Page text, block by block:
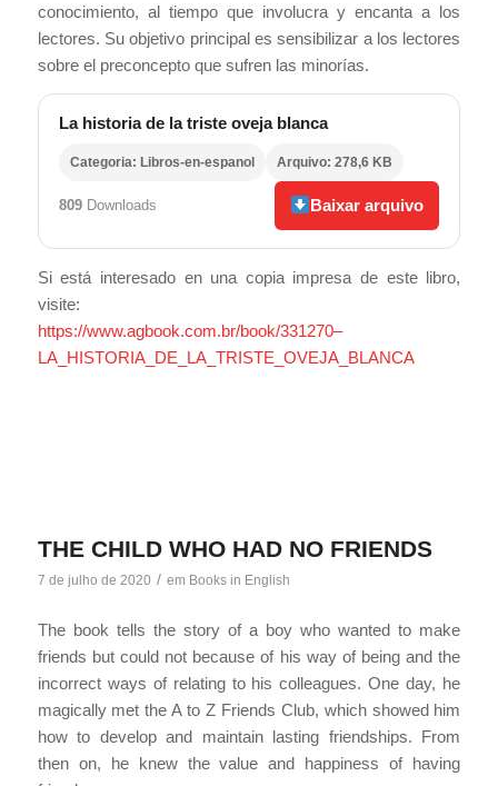
conocimiento, al tiempo que involucra y encanta a los
lectores. Su objetivo principal es sensibilizar a los lectores
sobre el preconcepto que sufren las minorías.
La historia de la triste oveja blanca
Categoria: Libros-en-espanol Arquivo: 278,6 KB
809Downloads Baixar arquivo
Si está interesado en una copia impresa de este libro,
visite:
https://www.agbook.com.br/book/331270–
LA_HISTORIA_DE_LA_TRISTE_OVEJA_BLANCA
THE CHILD WHO HAD NO FRIENDS
7 de julho de 2020 / em Books in English
The book tells the story of a boy who wanted to make
friends but could not because of his way of being and the
incorrect ways of relating to his colleagues. One day, he
magically met the A to Z Friends Club, which showed him
how to develop and maintain lasting friendships. From
then on, he knew the value and happiness of having